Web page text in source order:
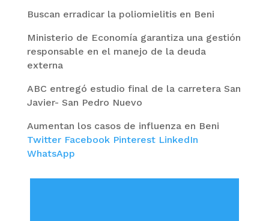
Buscan erradicar la poliomielitis en Beni
Ministerio de Economía garantiza una gestión
responsable en el manejo de la deuda
externa
ABC entregó estudio final de la carretera San
Javier- San Pedro Nuevo
Aumentan los casos de influenza en Beni
Twitter Facebook Pinterest LinkedIn
WhatsApp